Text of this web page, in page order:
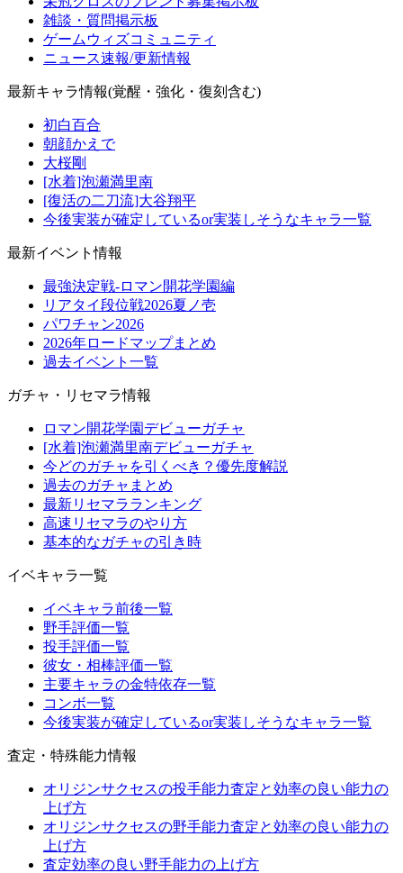
雑談・質問掲示板
ゲームウィズコミュニティ
ニュース速報/更新情報
最新キャラ情報(覚醒・強化・復刻含む)
初白百合
朝顔かえで
大桜剛
[水着]泡瀬満里南
[復活の二刀流]大谷翔平
今後実装が確定しているor実装しそうなキャラ一覧
最新イベント情報
最強決定戦-ロマン開花学園編
リアタイ段位戦2026夏ノ壱
パワチャン2026
2026年ロードマップまとめ
過去イベント一覧
ガチャ・リセマラ情報
ロマン開花学園デビューガチャ
[水着]泡瀬満里南デビューガチャ
今どのガチャを引くべき？優先度解説
過去のガチャまとめ
最新リセマラランキング
高速リセマラのやり方
基本的なガチャの引き時
イベキャラ一覧
イベキャラ前後一覧
野手評価一覧
投手評価一覧
彼女・相棒評価一覧
主要キャラの金特依存一覧
コンボ一覧
今後実装が確定しているor実装しそうなキャラ一覧
査定・特殊能力情報
オリジンサクセスの投手能力査定と効率の良い能力の
上げ方
オリジンサクセスの野手能力査定と効率の良い能力の
上げ方
査定効率の良い野手能力の上げ方